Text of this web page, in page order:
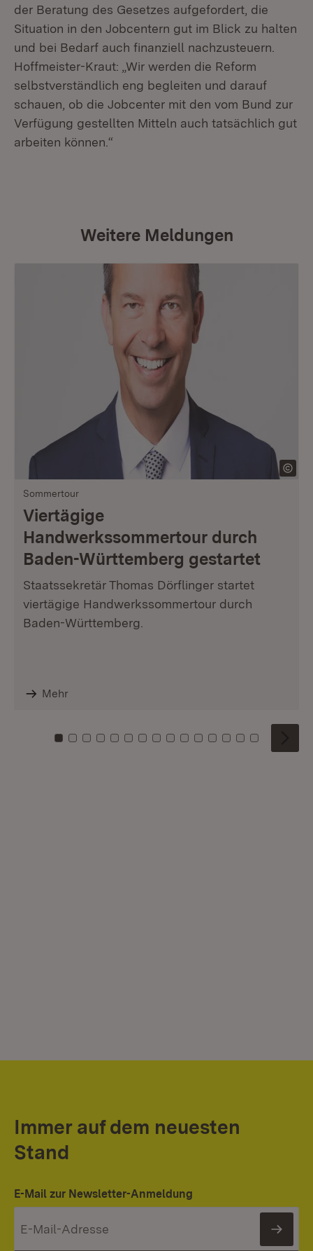
der Beratung des Gesetzes aufgefordert, die
Situation in den Jobcentern gut im Blick zu halten
und bei Bedarf auch finanziell nachzusteuern.
Hoffmeister-Kraut: „Wir werden die Reform
selbstverständlich eng begleiten und darauf
schauen, ob die Jobcenter mit den vom Bund zur
Verfügung gestellten Mitteln auch tatsächlich gut
arbeiten können.“
Weitere Meldungen
Sommertour
Viertägige
Handwerkssommertour durch
Baden-Württemberg gestartet
Staatssekretär Thomas Dörflinger startet
viertägige Handwerkssommertour durch
Baden-Württemberg.
Mehr
Zu Kachel: 0
Zu Kachel: 1
Zu Kachel: 2
Zu Kachel: 3
Zu Kachel: 4
Zu Kachel: 5
Zu Kachel: 6
Zu Kachel: 7
Zu Kachel: 8
Zu Kachel: 9
Zu Kachel: 10
Zu Kachel: 11
Zu Kachel: 12
Zu Kachel:
Zu
Immer auf dem neuesten
Stand
E-Mail zur Newsletter-Anmeldung